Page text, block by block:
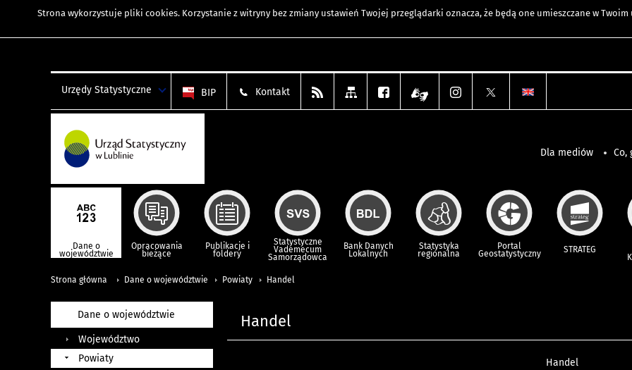
Strona wykorzystuje pliki cookies. Korzystanie z witryny bez zmiany ustawień Twojej przeglądarki oznacza, że będą one umieszczane w
Urzędy Statystyczne BIP Kontakt
Dla mediów Co,
Dane o
województwie
Opracowania
bieżące
Publikacje i
foldery
Statystyczne
Vademecum
Samorządowca
Bank Danych
Lokalnych
Statystyka
regionalna
Portal
Geostatystyczny STRATEG
Strona główna Dane o województwie Powiaty Handel
Handel
Handel
Dane o województwie
Województwo
Powiaty